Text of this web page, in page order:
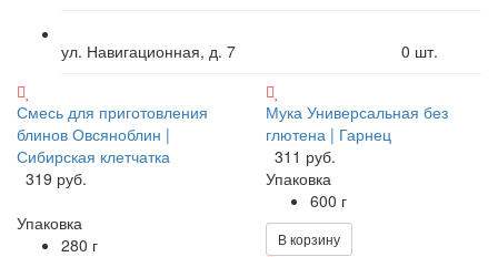
ул. Навигационная, д. 7 0 шт.
Смесь для приготовления
блинов Овсяноблин |
Сибирская клетчатка
319 руб.
Упаковка
280 г
Мука Универсальная без
глютена | Гарнец
311 руб.
Упаковка
600 г
В корзину